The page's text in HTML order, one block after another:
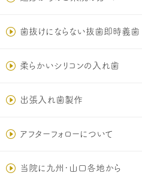
歯抜けにならない抜歯即時義歯
柔らかいシリコンの入れ歯
出張入れ歯製作
アフターフォローについて
当院に九州･山口各地から